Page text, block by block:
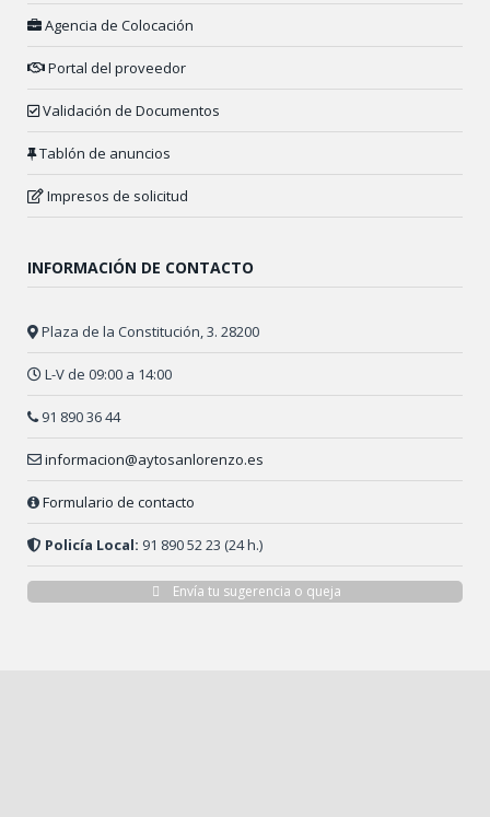
Agencia de Colocación
Portal del proveedor
Validación de Documentos
Tablón de anuncios
Impresos de solicitud
INFORMACIÓN DE CONTACTO
Plaza de la Constitución, 3. 28200
L-V de 09:00 a 14:00
91 890 36 44
informacion@aytosanlorenzo.es
Formulario de contacto
Policía Local: 91 890 52 23 (24 h.)
Envía tu sugerencia o queja